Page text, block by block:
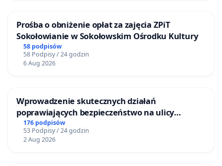
Prośba o obniżenie opłat za zajęcia ZPiT
Sokołowianie w Sokołowskim Ośrodku Kultury
58 podpisów
58 Podpisy / 24 godzin
6 Aug 2026
Wprowadzenie skutecznych działań
poprawiających bezpieczeństwo na ulicy
Żeromskiego w Otwocku
176 podpisów
53 Podpisy / 24 godzin
2 Aug 2026